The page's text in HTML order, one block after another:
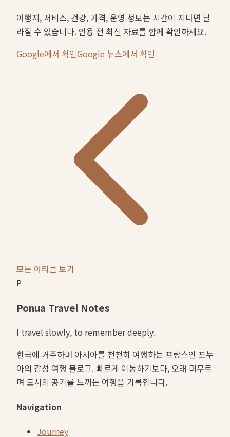
여행지, 서비스, 건강, 가격, 운영 정보는 시간이 지나면 달
라질 수 있습니다. 인용 전 최신 자료를 함께 확인하세요.
Google에서 확인Google 뉴스에서 확인
모든 아티클 보기
P
Ponua Travel Notes
I travel slowly, to remember deeply.
한국에 거주하며 아시아를 천천히 여행하는 프랑스인 포누
아의 감성 여행 블로그. 빠르게 이동하기보다, 오래 머무르
며 도시의 공기를 느끼는 여행을 기록합니다.
Navigation
Journey